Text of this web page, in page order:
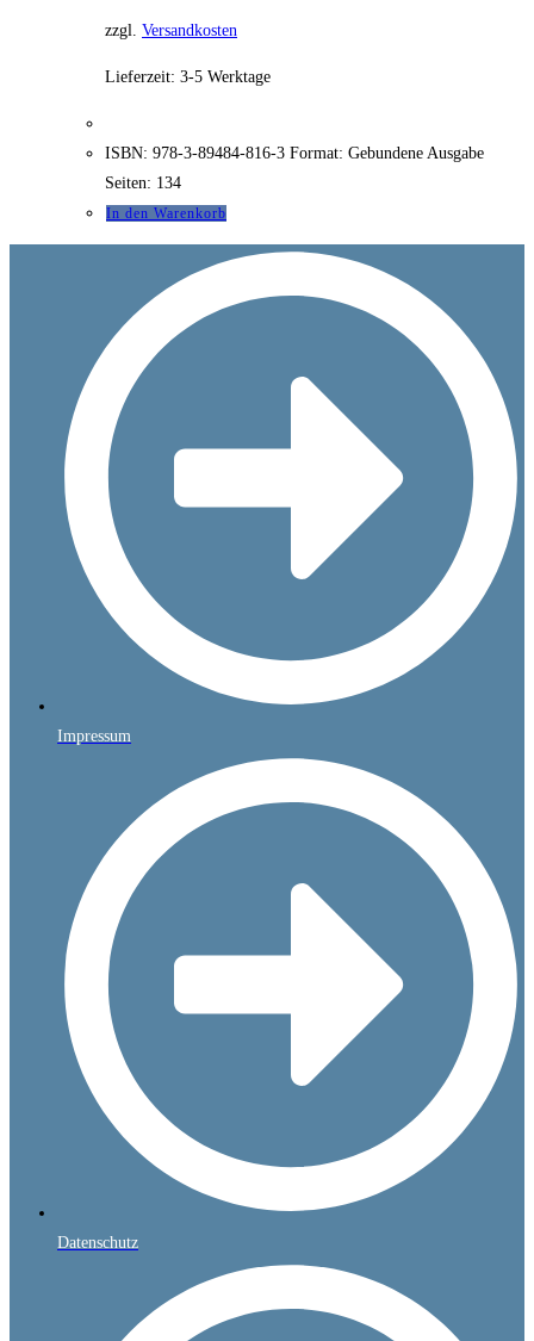
zzgl. Versandkosten
Lieferzeit: 3-5 Werktage
ISBN: 978-3-89484-816-3 Format: Gebundene Ausgabe
Seiten: 134
In den Warenkorb
Impressum
Datenschutz